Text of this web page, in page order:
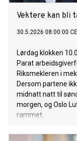
Vektere kan bli
30.5.2026 08:00:00
Lørdag klokken
Parat
Riksmekleren i
Dersom partene
midnatt natt til
morgen, og Oslo
rammet.